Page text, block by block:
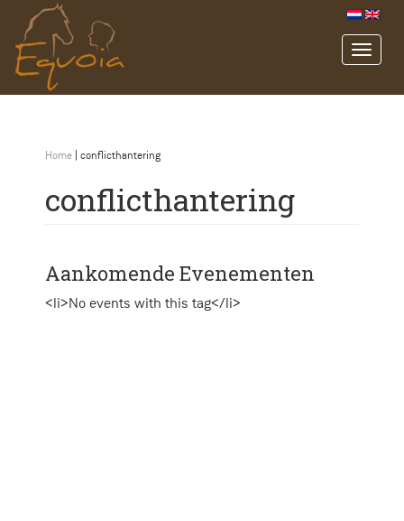
Home conflicthantering
conflicthantering
Aankomende Evenementen
<li>No events with this tag</li>